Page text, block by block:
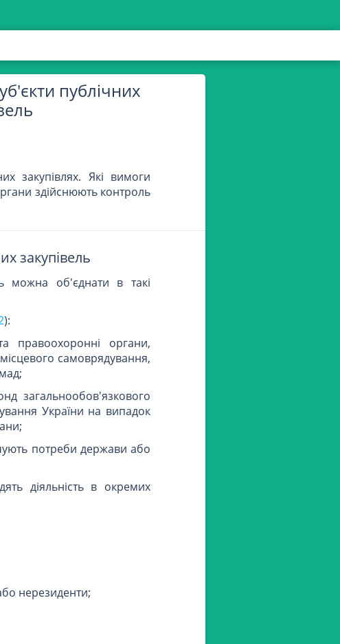
публічних
закупівлях. Які вимоги
здійснюють контроль
закупівель
можна об'єднати в такі
):
правоохоронні органи,
самоврядування,
загальнообов'язкового
України на випадок
потреби держави або
діяльність в окремих
нерезиденти;